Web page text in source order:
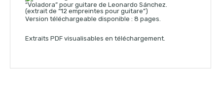
“Voladora” pour guitare de Leonardo Sánchez.
(extrait de “12 empreintes pour guitare”)
Version téléchargeable disponible : 8 pages.
Extraits PDF visualisables en téléchargement.